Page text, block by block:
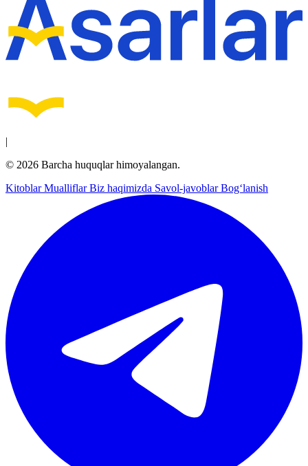
|
© 2026 Barcha huquqlar himoyalangan.
KitoblarMualliflarBiz haqimizda Savol-javoblarBog‘lanish